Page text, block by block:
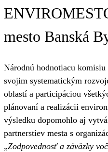
mesto Banská
Národnú hodnotiacu
svojim systematickým
oblastí a participáciou
plánovaní a realizácii
výsledku dopomohlo aj
partnerstiev mesta s
„Zodpovednosť a záväzky